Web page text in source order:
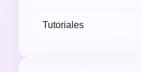
Tutoriales